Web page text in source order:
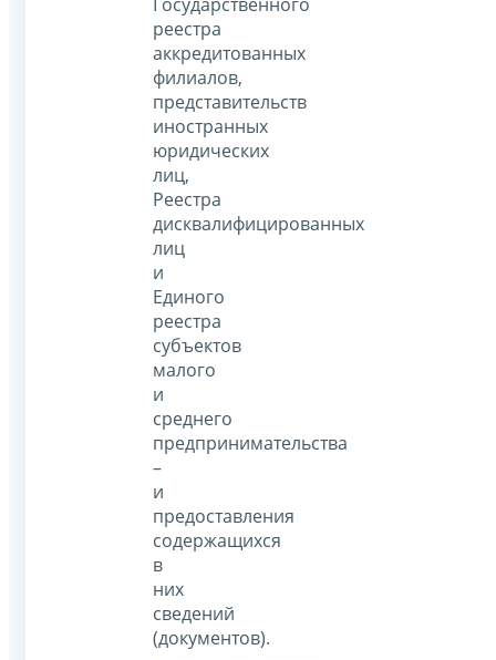
Государственного
реестра
аккредитованных
филиалов,
представительств
иностранных
юридических
лиц,
Реестра
дисквалифицированных
лиц
и
Единого
реестра
субъектов
малого
и
среднего
предпринимательства
–
и
предоставления
содержащихся
в
них
сведений
(документов).